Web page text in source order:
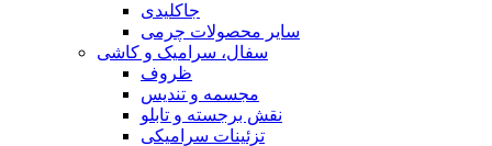
جاکلیدی
سایر محصولات چرمی
سفال، سرامیک و کاشی
ظروف
مجسمه و تندیس
نقش برجسته و تابلو
تزئینات سرامیکی